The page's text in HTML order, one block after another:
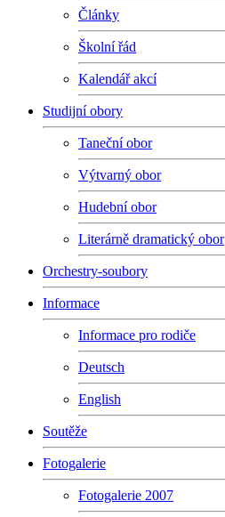
Články
Školní řád
Kalendář akcí
Studijní obory
Taneční obor
Výtvarný obor
Hudební obor
Literárně dramatický obor
Orchestry-soubory
Informace
Informace pro rodiče
Deutsch
English
Soutěže
Fotogalerie
Fotogalerie 2007